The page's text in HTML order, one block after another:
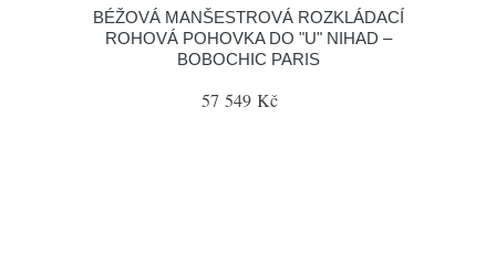
BÉŽOVÁ MANŠESTROVÁ ROZKLÁDACÍ
ROHOVÁ POHOVKA DO "U" NIHAD –
BOBOCHIC PARIS
57 549 Kč